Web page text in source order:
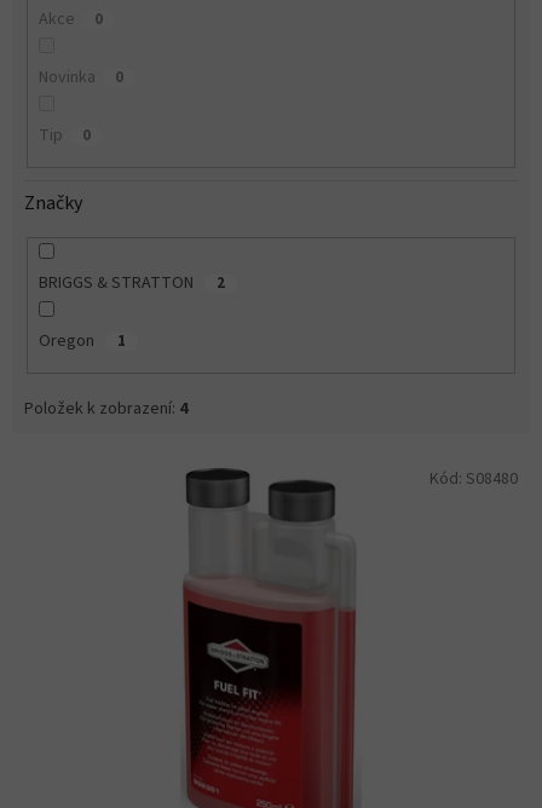
Akce 0
Novinka 0
Tip 0
Značky
BRIGGS & STRATTON 2
Oregon 1
Položek k zobrazení: 4
Kód: S08480